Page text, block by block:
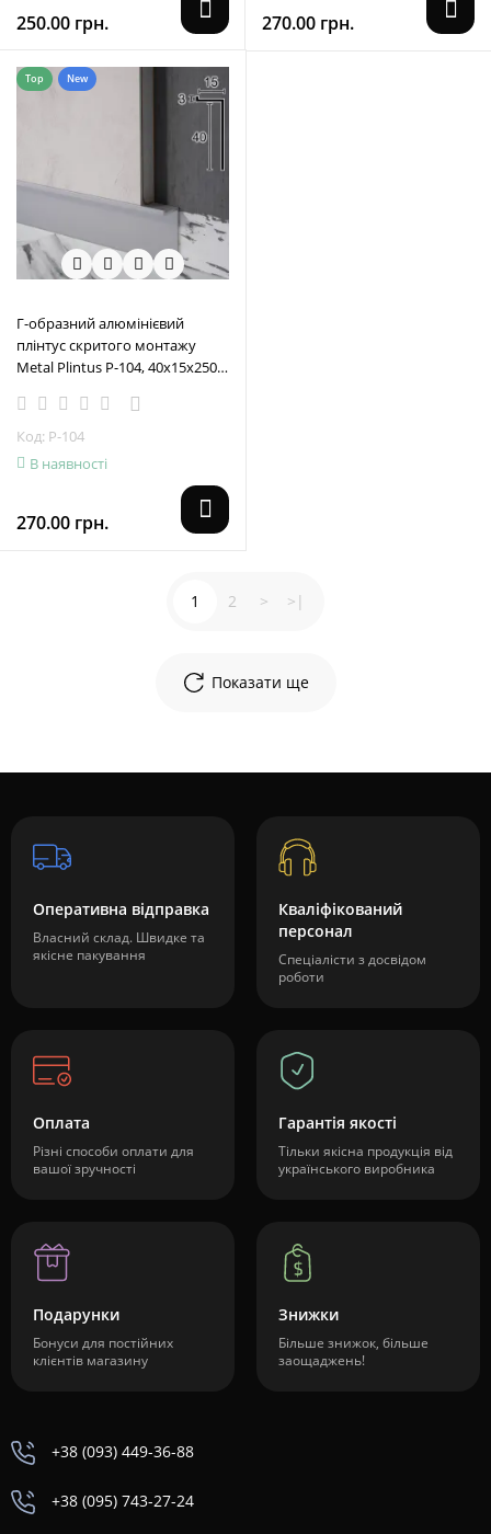
250.00 грн. 270.00 грн.
Top New
Г-образний алюмінієвий
плінтус скритого монтажу
Metal Plintus Р-104, 40х15х2500
Код: Р-104
В наявності
270.00 грн.
Показати ще
1 2 > >|
Оперативна відправка
Власний склад. Швидке та
якісне пакування
Кваліфікований
персонал
Спеціалісти з досвідом
роботи
Оплата
Різні способи оплати для
вашої зручності
Гарантія якості
Тільки якісна продукція від
українського виробника
Подарунки
Бонуси для постійних
клієнтів магазину
Знижки
Більше знижок, більше
заощаджень!
+38 (093) 449-36-88
+38 (095) 743-27-24